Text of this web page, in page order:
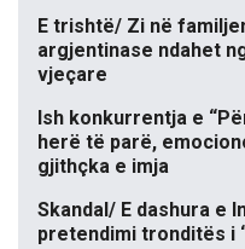
E trishtë/ Zi në
argjentinase ndahet
vjeçare
Ish konkurrentja e
herë të parë,
gjithçka e imja
Skandal/ E dashura e
pretendimi tronditës i